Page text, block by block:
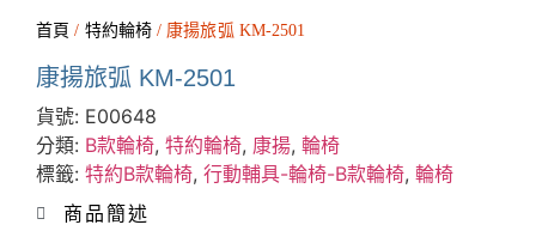
首頁 / 特約輪椅/ 康揚旅弧 KM-2501
康揚旅弧 KM-2501
貨號: E00648
分類: B款輪椅, 特約輪椅, 康揚, 輪椅
標籤: 特約B款輪椅, 行動輔具-輪椅-B款輪椅, 輪椅
商品簡述